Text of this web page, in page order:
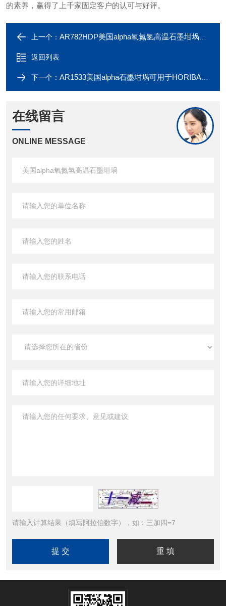
的素养，赢得了上千家固定客户的认可与好评。
上一个： AR782HDP美国alpha氧氮氢高温石墨坩埚袋装
返回列表
下一个： AR1533美国alpha石墨坩埚可用于HORIBA氧氮分析仪
在线留言
ONLINE MESSAGE
请输入计算结果（填写阿拉伯数字），如：三加四=7